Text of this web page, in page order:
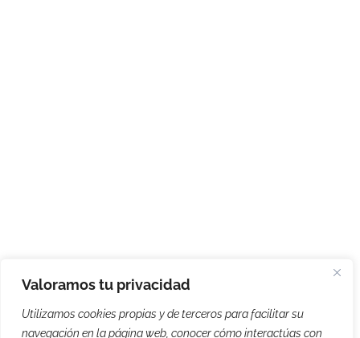
Valoramos tu privacidad
Utilizamos cookies propias y de terceros para facilitar su
navegación en la página web, conocer cómo interactúas con